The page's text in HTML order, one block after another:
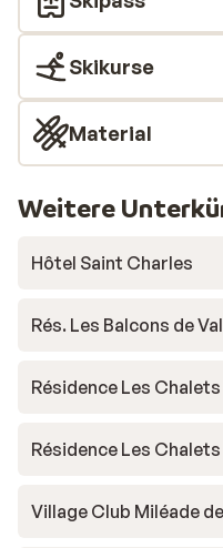
Skikurse
Material
Weitere
Hôtel Saint Charles
Rés. Les Balcons de
Résidence Les
Résidence Les
Village Club Miléade